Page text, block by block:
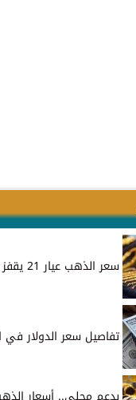
سعر الذهب عيار 21 يقفز 215 جنيهًا خلال...
تفاصيل سعر الدولار في